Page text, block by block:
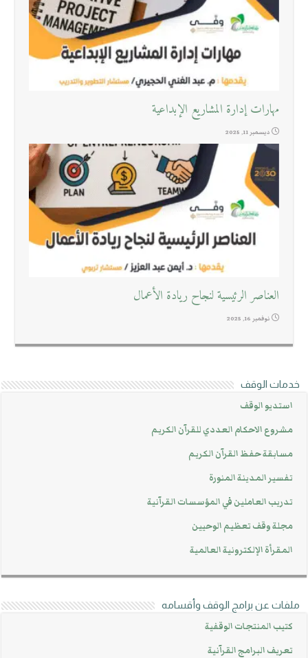
مهارات إدارة المشاريع الإبداعية
ديسمبر 11, 2025
العناصر الرئيسية لنجاح ريادة الأعمال
نوفمبر 16, 2025
خدمات الوقف
استديو الوقف
مشروع الاحكام العددي للقرآن الكريم
مسابقة حفظ القرآن الكريم
تفسير المدينة المنورة
تدريب العاملين في المؤسسات القرآنية
مجلة وقف تعظيم الوحيين
المقرأة الإلكترونية العالمية
ملفات عن برامج الوقف وأقسامه
كتيب المنتجات الوقفية
تعريف البرامج القرآنية